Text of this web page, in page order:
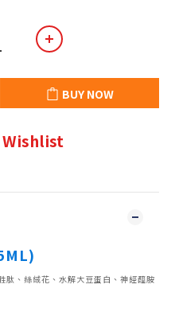
BUY NOW
肽、絲絨花、水解大豆蛋白、神經醯胺